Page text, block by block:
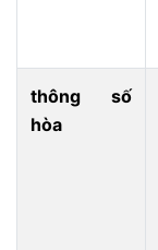
thông số
hòa